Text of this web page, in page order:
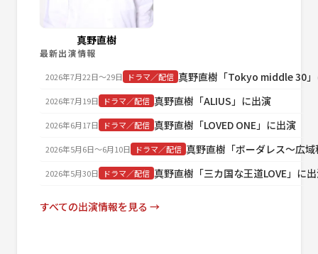
真野直樹
最新出演情報
2026年7月22日〜29日 ドラマ／配信 真野直樹「Tokyo middle 30
2026年7月19日 ドラマ／配信 真野直樹「ALIUS」に出演
2026年6月17日 ドラマ／配信 真野直樹「LOVED ONE」に出演
2026年5月6日〜6月10日 ドラマ／配信 真野直樹「ボーダレス～広
2026年5月30日 ドラマ／配信 真野直樹「三カ国な王道LOVE」に
すべての出演情報を見る →